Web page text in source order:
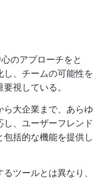
のアプローチをと
し、チームの可能性を
視している。
大企業まで、あらゆ
し、ユーザーフレンド
包括的な機能を提供し
ツールとは異なり、